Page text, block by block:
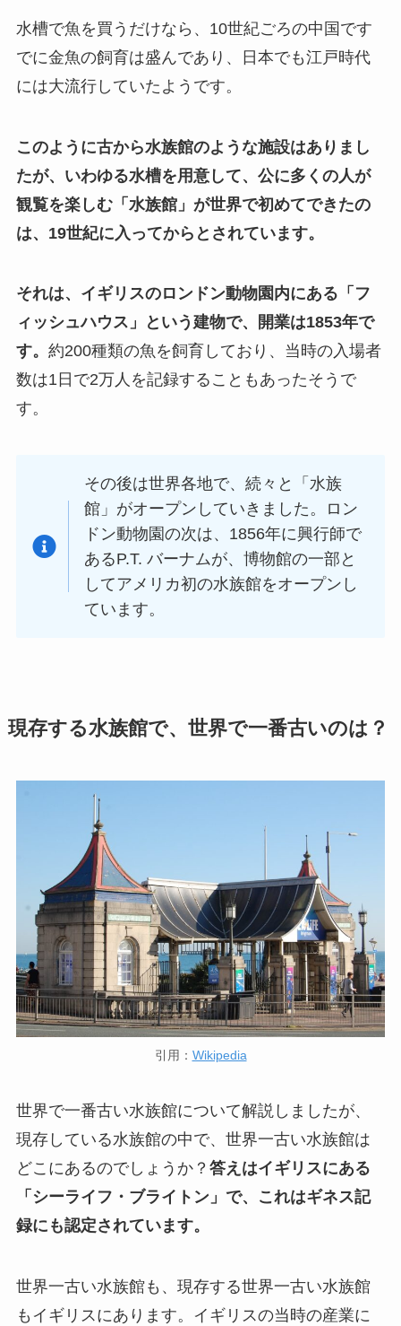
水槽で魚を買うだけなら、10世紀ごろの中国です
でに金魚の飼育は盛んであり、日本でも江戸時代
には大流行していたようです。
このように古から水族館のような施設はありまし
たが、いわゆる水槽を用意して、公に多くの人が
観覧を楽しむ「水族館」が世界で初めてできたの
は、19世紀に入ってからとされています。
それは、イギリスのロンドン動物園内にある「フ
ィッシュハウス」という建物で、開業は1853年で
す。 約200種類の魚を飼育しており、当時の入場者
数は1日で2万人を記録することもあったそうで
す。
その後は世界各地で、続々と「水族
館」がオープンしていきました。ロン
ドン動物園の次は、1856年に興行師で
あるP.T. バーナムが、博物館の一部と
してアメリカ初の水族館をオープンし
ています。
現存する水族館で、世界で一番古いのは？
引用： Wikipedia
世界で一番古い水族館について解説しましたが、
現存している水族館の中で、世界一古い水族館は
どこにあるのでしょうか？ 答えはイギリスにある
「シーライフ・ブライトン」で、これはギネス記
録にも認定されています。
世界一古い水族館も、現存する世界一古い水族館
もイギリスにあります。イギリスの当時の産業に